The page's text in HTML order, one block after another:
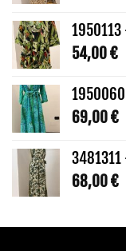
54,00€
69,00€
68,00€